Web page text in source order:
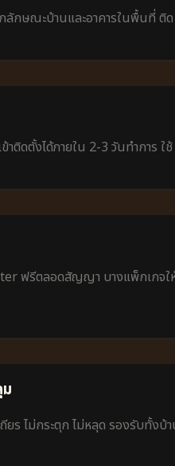
ลักษณะบ้านและอาคารในพื้นที่ ติด
าติดตั้งได้ภายใน 2-3 วันทำการ ใช้
ฟรีตลอดสัญญา บางแพ็กเกจใ
ร ไม่กระตุก ไม่หลุด รองรับทั้งบ้